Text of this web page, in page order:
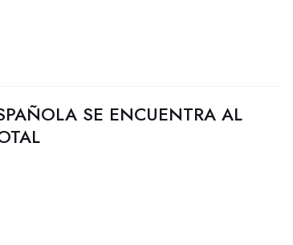
SE ENCUENTRA AL